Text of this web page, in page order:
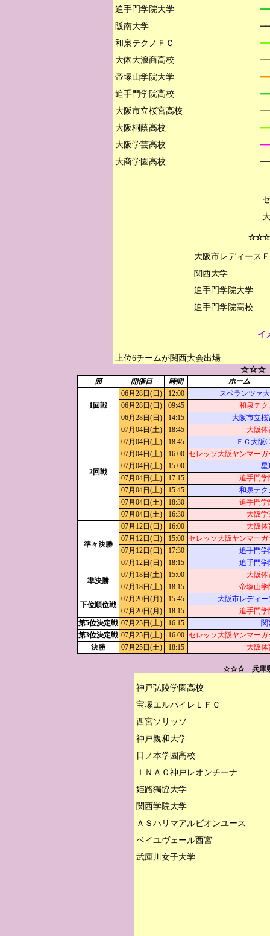
追手門学院大学
阪南大学
和泉テクノＦＣ
大体大浪商高校
帝塚山学院大学
追手門学院高校
大阪市立桜宮高校
大阪桐蔭高校
大阪学芸高校
☆☆☆
大阪市レディース
関西大学
追手門学院大学
イ
上位6チームが関西大会出場
☆☆☆
節 開催日 時間 ホーム
1回戦
06月28日(日) 12:00
スペランツァ
06月28日(日)
09:45
和泉テク
06月28日(日)
14:15 大阪市立
2回戦
07月04日(土) 18:45
大阪
07月04日(土)
18:45
ＦＣ大阪
07月04日(土)
16:00 セレッソ大阪ヤンマーガ
07月04日(土)
15:00
星
07月04日(土)
17:15
追手門学
07月04日(土)
15:45
和泉テク
07月04日(土)
18:30
追手門学
07月04日(土)
16:30 大阪
準々決勝
07月12日(日) 16:00
大阪
07月12日(日)
15:00 セレッソ大阪ヤンマーガ
07月12日(日)
17:30
追手門学
07月12日(日)
18:15 追手門学
準決勝
07月18日(土) 15:00
大阪
07月18日(土)
18:15 帝塚山学
下位順位戦
07月20日(月) 15:45
大阪市レディー
07月20日(月)
18:15
追手門学
第5位決定戦 07月25日(土) 16:15
関
第3位決定戦 07月25日(土) 16:00 セレッソ大阪ヤンマーガ
決勝
07月25日(土) 18:15 大阪
☆☆☆ 兵庫
神戸弘陵学園高校
宝塚エルパイレＬＦＣ
西宮ソリッソ
神戸親和大学
日ノ本学園高校
ＩＮＡＣ神戸レオンチーナ
姫路獨協大学
関西学院大学
ＡＳハリマアルビオンユース
ベイユヴェール西宮